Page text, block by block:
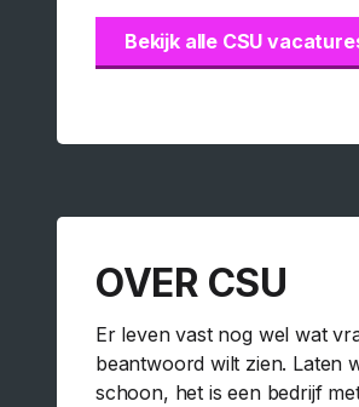
Bekijk alle CSU
OVER CSU
Er leven vast nog wel wat
beantwoord wilt zien. Laten
schoon, het is een bedrijf